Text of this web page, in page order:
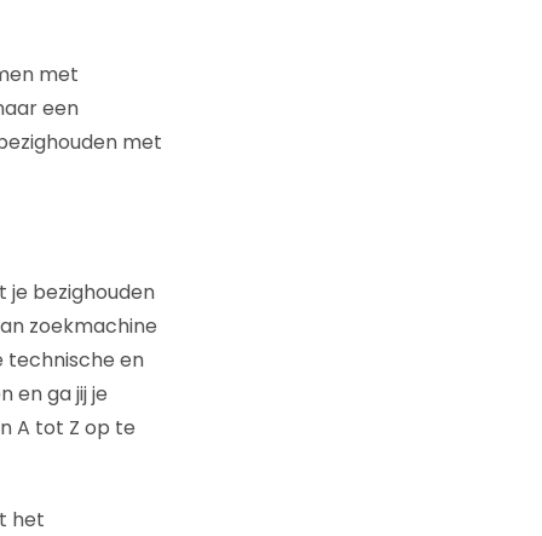
met
een
met
je bezighouden
zoekmachine
technische en
en ga jij je
A tot Z op te
het